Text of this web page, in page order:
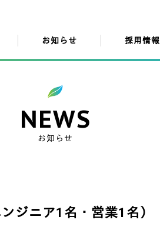
お知らせ 採用情報
NEWS
お知らせ
ジニア1名・営業1名）